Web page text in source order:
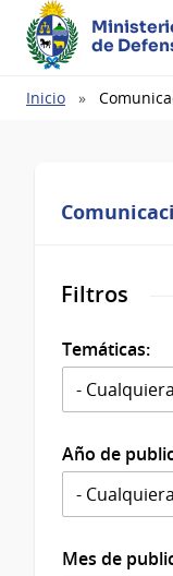
de
Ruta
Inicio
Filtros
Temáticas:
Año de
Mes de